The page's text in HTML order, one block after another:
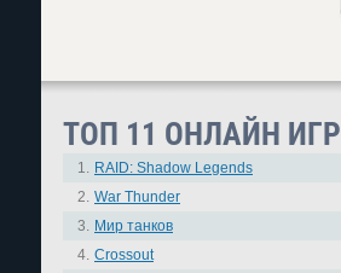
ТОП 11 ОНЛАЙН ИГР
1. RAID: Shadow Legends
2. War Thunder
3. Мир танков
4. Crossout